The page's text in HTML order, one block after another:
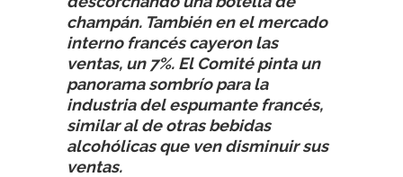
champán. También en el mercado
interno francés cayeron las
ventas, un 7%. El Comité pinta un
panorama sombrío para la
industria del espumante francés,
similar al de otras bebidas
alcohólicas que ven disminuir sus
ventas.